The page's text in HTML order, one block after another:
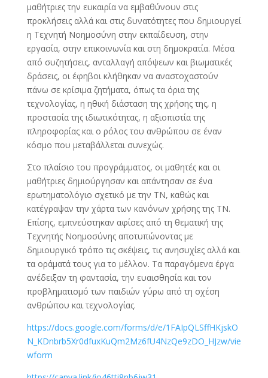
μαθήτριες την ευκαιρία να εμβαθύνουν στις
προκλήσεις αλλά και στις δυνατότητες που δημιουργεί
η Τεχνητή Νοημοσύνη στην εκπαίδευση, στην
εργασία, στην επικοινωνία και στη δημοκρατία. Μέσα
από συζητήσεις, ανταλλαγή απόψεων και βιωματικές
δράσεις, οι έφηβοι κλήθηκαν να αναστοχαστούν
πάνω σε κρίσιμα ζητήματα, όπως τα όρια της
τεχνολογίας, η ηθική διάσταση της χρήσης της, η
προστασία της ιδιωτικότητας, η αξιοπιστία της
πληροφορίας και ο ρόλος του ανθρώπου σε έναν
κόσμο που μεταβάλλεται συνεχώς.
Στο πλαίσιο του προγράμματος, οι μαθητές και οι
μαθήτριες δημιούργησαν και απάντησαν σε ένα
ερωτηματολόγιο σχετικό με την ΤΝ, καθώς και
κατέγραψαν την χάρτα των κανόνων χρήσης της ΤΝ.
Επίσης, εμπνεύστηκαν αφίσες από τη θεματική της
Τεχνητής Νοημοσύνης αποτυπώνοντας με
δημιουργικό τρόπο τις σκέψεις, τις ανησυχίες αλλά και
τα οράματά τους για το μέλλον. Τα παραγόμενα έργα
ανέδειξαν τη φαντασία, την ευαισθησία και τον
προβληματισμό των παιδιών γύρω από τη σχέση
ανθρώπου και τεχνολογίας.
https://docs.google.com/forms/d/e/1FAIpQLSffHKjskO
N_KDnbrb5Xr0dfuxKuQm2Mz6fU4NzQe9zDO_HJzw/vie
wform